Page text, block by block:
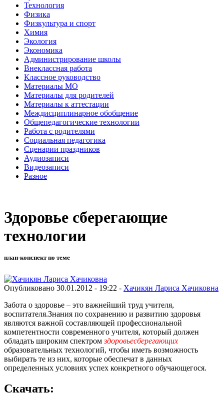
Технология
Физика
Физкультура и спорт
Химия
Экология
Экономика
Администрирование школы
Внеклассная работа
Классное руководство
Материалы МО
Материалы для родителей
Материалы к аттестации
Междисциплинарное обобщение
Общепедагогические технологии
Работа с родителями
Социальная педагогика
Сценарии праздников
Аудиозаписи
Видеозаписи
Разное
Здоровье сберегающие
технологии
план-конспект по теме
Опубликовано 30.01.2012 - 19:22 - Хачикян Лариса Хачиковна
Забота о здоровье – это важнейший труд учителя,
воспитателя.Знания по сохранению и развитию здоровья
являются важной составляющей профессиональной
компетентности современного учителя, который должен
обладать широким спектромздоровьесберегающих
образовательных технологий, чтобы иметь возможность
выбирать те из них, которые обеспечат в данных
определенных условиях успех конкретного обучающегося.
Скачать: